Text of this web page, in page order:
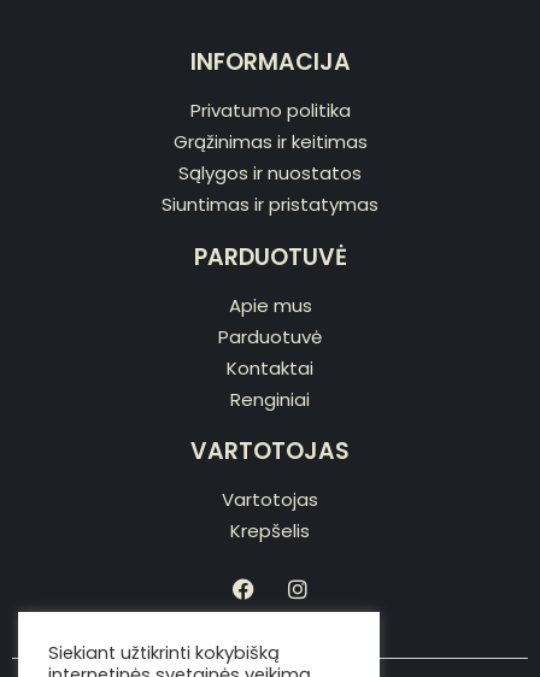
INFORMACIJA
Privatumo politika
Grąžinimas ir keitimas
Sąlygos ir nuostatos
Siuntimas ir pristatymas
PARDUOTUVĖ
Apie mus
Parduotuvė
Kontaktai
Renginiai
VARTOTOJAS
Vartotojas
Krepšelis
Siekiant užtikrinti kokybišką